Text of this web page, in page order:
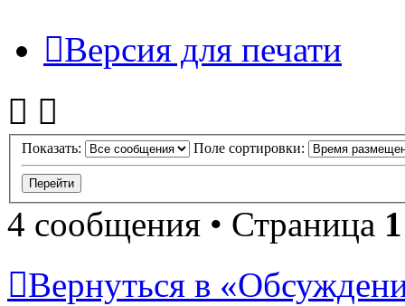
Версия для печати
Показать: Поле сортировки:
4 сообщения • Страница 1
Вернуться в